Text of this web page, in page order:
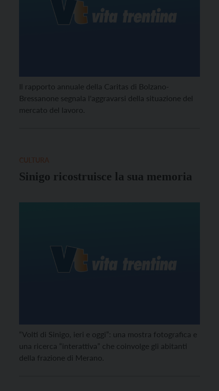
Il rapporto annuale della Caritas di Bolzano-
Bressanone segnala l'aggravarsi della situazione del
mercato del lavoro.
Sinigo ricostruisce la sua memoria
“Volti di Sinigo, ieri e oggi”: una mostra fotografica e
una ricerca “interattiva” che coinvolge gli abitanti
della frazione di Merano.